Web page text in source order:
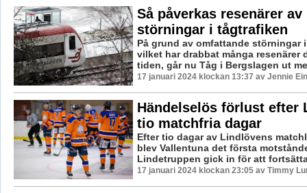
Så påverkas resenärer av
störningar i tågtrafiken
På grund av omfattande störningar
vilket har drabbat många resenärer
tiden, går nu Tåg i Bergslagen ut
17 januari 2024 klockan 13:37 av Jennie
Händelselös förlust efter
tio matchfria dagar
Efter tio dagar av Lindlövens
blev Vallentuna det första
Lindetruppen gick in för att
17 januari 2024 klockan 23:05 av Timmy